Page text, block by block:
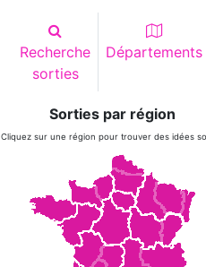
Recherche
sorties
Départements
Sorties par région
Cliquez sur une région pour trouver des idées